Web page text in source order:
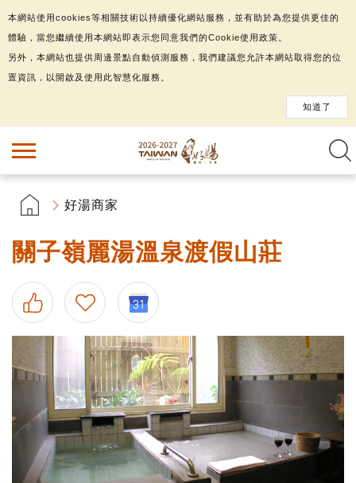
好湯商家
關子嶺麗湯溫泉渡假山莊
本網站使用cookies等相關技術以持續優化網站服務，並有助於為您提供更佳的
體驗，當您繼續使用本網站即表示您同意我們的Cookie使用政策。
另外，本網站也提供周邊景點自動偵測服務，我們建議您允許本網站取得您的位
置資訊，以開啟及使用此智慧化服務。
知道了